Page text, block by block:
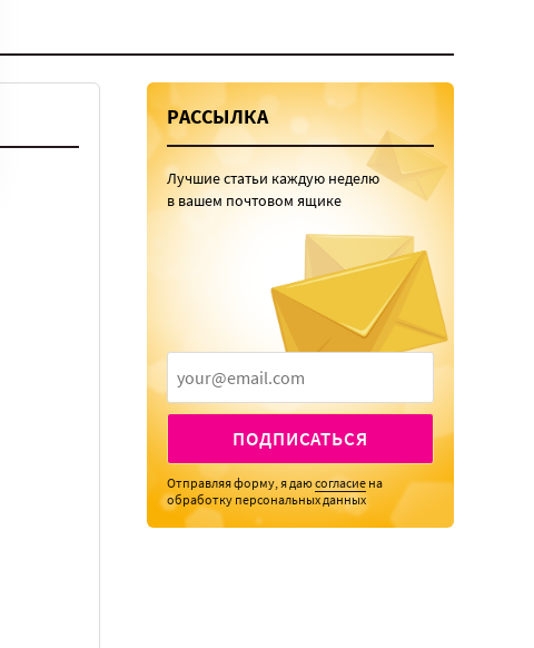
РАССЫЛКА
Лучшие статьи каждую неделю
в вашем почтовом ящике
ПОДПИСАТЬСЯ
Отправляя форму, я даюсогласие на
обработку персональных данных